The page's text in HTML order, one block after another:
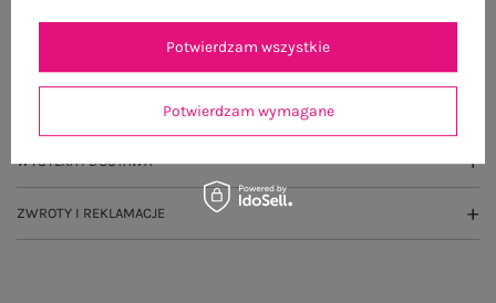
(1)
WYSYŁKA I DOSTAWA
ZWROTY I REKLAMACJE
Potwierdzam wymagane
Potwierdzam wszystkie